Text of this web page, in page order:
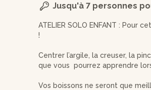
Jusqu'à 7 personnes
ATELIER SOLO ENFANT : Pour
!
Centrer l’argile, la creuser, la
que vous pourrez apprendre
Vos boissons ne seront que